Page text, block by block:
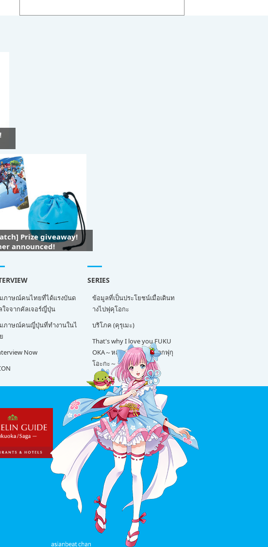
Prize giveaway!
announced!
ภาษณ์คนไทยที่ได้แรงบันด
ใจจากคัลเจอร์ญี่ปุ่น
ภาษณ์คนญี่ปุ่นที่ทำงานในไ
Now
SERIES
ข้อมูลที่เป็นประโยชน์เมื่อเดินท
างไปฟุคุโอกะ
บริโภค (คุรุเมะ)
That's why I love you FUKU
OKA～หลายเรื่องน่ารักจากฟุกุ
โอะกะ～